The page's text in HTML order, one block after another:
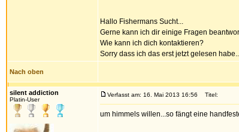
Hallo Fishermans Sucht...
Gerne kann ich dir einige Fragen
Wie kann ich dich kontaktieren?
Sorry dass ich das erst jetzt gelesen
Nach oben
silent addiction
Platin-User
Verfasst am: 16. Mai 2013 16:56 Titel:
um himmels willen...so fängt eine